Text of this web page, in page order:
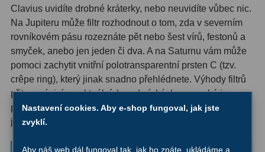
Fotografické montáže 5
Stativy a pilíře3
Objímky
Motory a pohony13
Upínací prvky13
Clavius uvidíte drobné kráterky, nebo neuvidíte vůbec nic.
Na Jupiteru může filtr rozhodnout o tom, zda v severním
rovníkovém pásu rozeznáte pět nebo šest vírů, festonů a
smyček, anebo jen jeden či dva. A na Saturnu vám může
pomoci zachytit vnitřní polotransparentní prsten C (tzv.
crêpe ring), který jinak snadno přehlédnete. Výhody filtrů
přitom závisí na aktuálních podmínkách v zemské i
planetární atmosféře - jejich účinek může být subtilní, ale
jindy doslova zásadní.
Nastavení cookies. Aby e-shop fungoval, jak jste
zvyklí.
Aby náš web dál fungoval tak, jak ho znáte, ukládáme a